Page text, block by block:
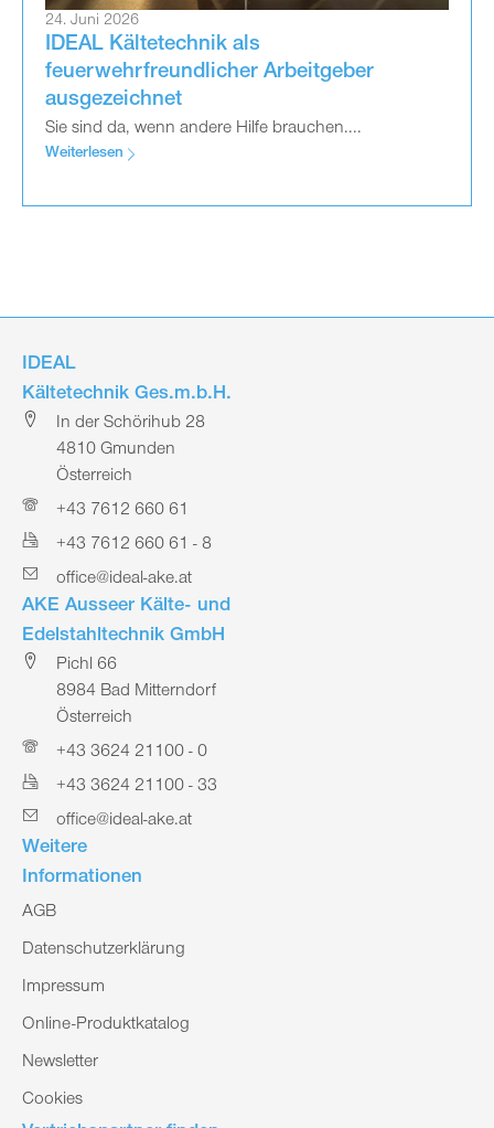
24. Juni 2026
IDEAL Kältetechnik als
feuerwehrfreundlicher Arbeitgeber
ausgezeichnet
Sie sind da, wenn andere Hilfe brauchen....
Weiterlesen
IDEAL
Kältetechnik Ges.m.b.H.
In der Schörihub 28
4810 Gmunden
Österreich
+43 7612 660 61
+43 7612 660 61 - 8
office@ideal-ake.at
AKE Ausseer Kälte- und
Edelstahltechnik GmbH
Pichl 66
8984 Bad Mitterndorf
Österreich
+43 3624 21100 - 0
+43 3624 21100 - 33
office@ideal-ake.at
Weitere
Informationen
AGB
Datenschutzerklärung
Impressum
Online-Produktkatalog
Newsletter
Cookies